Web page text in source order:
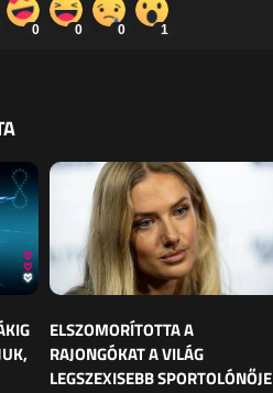
0 0 0 1
ELSZOMORÍTOTTA A
RAJONGÓKAT A VILÁG
LEGSZEXISEBB SPORTOLÓNŐJE